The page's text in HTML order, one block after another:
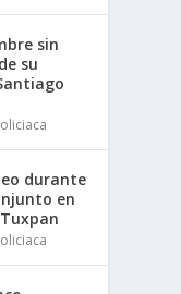
sin
su
durante
en